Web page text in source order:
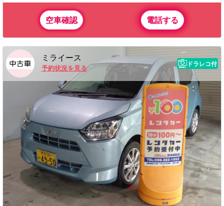
空車確認 電話する
ミライース
予約状況を見る
ドラレコ付